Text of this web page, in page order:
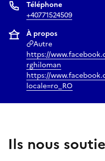
Téléphone
+40771524509
À propos
Autre
https://
rghiloman
https://
locale=ro_RO
Ils nous